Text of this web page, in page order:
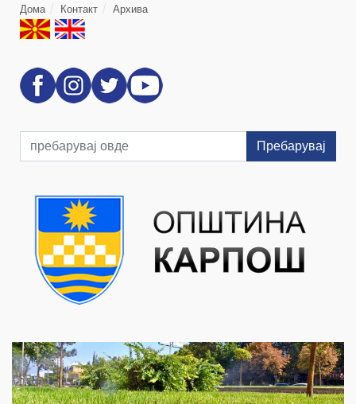
Дома Контакт Архива
Пребарувај